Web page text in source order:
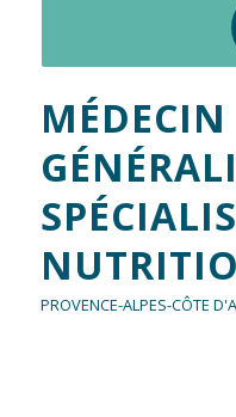
MÉDECIN
PROVENCE-ALPES-CÔTE